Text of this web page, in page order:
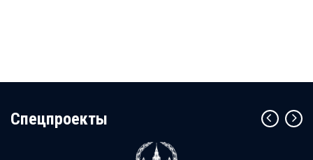
Cпецпроекты